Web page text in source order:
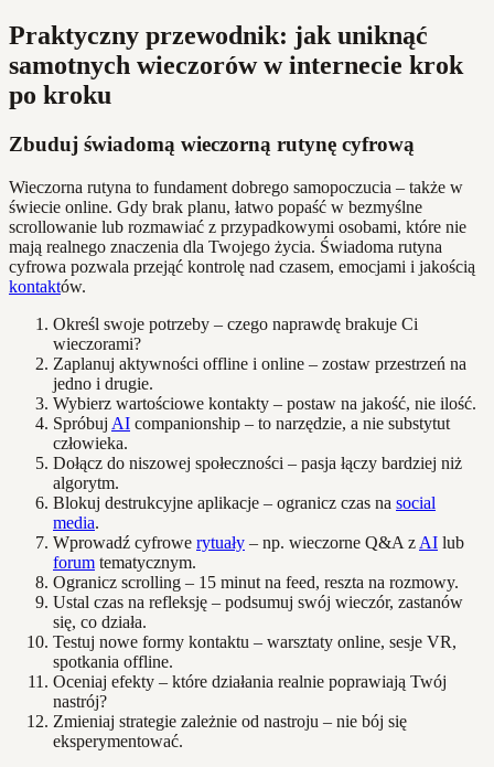
Praktyczny przewodnik: jak uniknąć
samotnych wieczorów w internecie krok
po kroku
Zbuduj świadomą wieczorną rutynę cyfrową
Wieczorna rutyna to fundament dobrego samopoczucia – także w
świecie online. Gdy brak planu, łatwo popaść w bezmyślne
scrollowanie lub rozmawiać z przypadkowymi osobami, które nie
mają realnego znaczenia dla Twojego życia. Świadoma rutyna
cyfrowa pozwala przejąć kontrolę nad czasem, emocjami i jakością
kontaktów.
Określ swoje potrzeby – czego naprawdę brakuje Ci
wieczorami?
Zaplanuj aktywności offline i online – zostaw przestrzeń na
jedno i drugie.
Wybierz wartościowe kontakty – postaw na jakość, nie ilość.
Spróbuj AI companionship – to narzędzie, a nie substytut
człowieka.
Dołącz do niszowej społeczności – pasja łączy bardziej niż
algorytm.
Blokuj destrukcyjne aplikacje – ogranicz czas na social
media.
Wprowadź cyfrowe rytuały – np. wieczorne Q&A z AI lub
forum tematycznym.
Ogranicz scrolling – 15 minut na feed, reszta na rozmowy.
Ustal czas na refleksję – podsumuj swój wieczór, zastanów
się, co działa.
Testuj nowe formy kontaktu – warsztaty online, sesje VR,
spotkania offline.
Oceniaj efekty – które działania realnie poprawiają Twój
nastrój?
Zmieniaj strategie zależnie od nastroju – nie bój się
eksperymentować.